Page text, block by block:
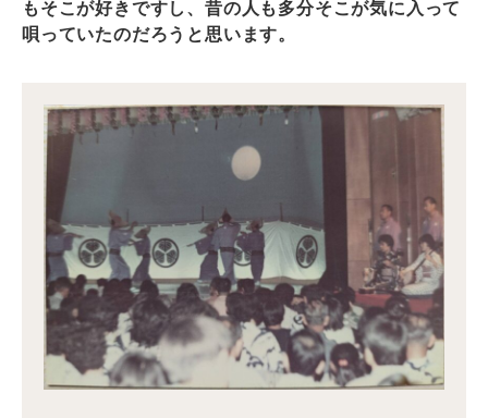
もそこが好きですし、昔の人も多分そこが気に入って
唄っていたのだろうと思います。